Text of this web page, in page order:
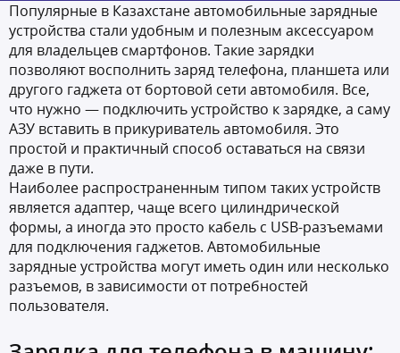
Популярные в Казахстане автомобильные зарядные
устройства стали удобным и полезным аксессуаром
для владельцев смартфонов. Такие зарядки
позволяют восполнить заряд телефона, планшета или
другого гаджета от бортовой сети автомобиля. Все,
что нужно — подключить устройство к зарядке, а саму
АЗУ вставить в прикуриватель автомобиля. Это
простой и практичный способ оставаться на связи
даже в пути.
Наиболее распространенным типом таких устройств
является адаптер, чаще всего цилиндрической
формы, а иногда это просто кабель с USB-разъемами
для подключения гаджетов. Автомобильные
зарядные устройства могут иметь один или несколько
разъемов, в зависимости от потребностей
пользователя.